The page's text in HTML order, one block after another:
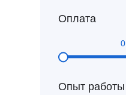
Оплата
0
Опыт работы